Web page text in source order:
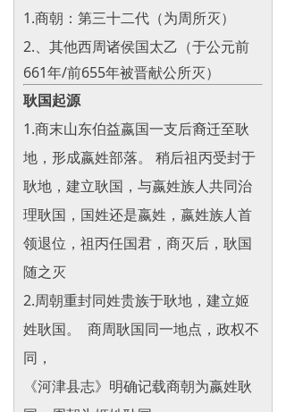
1.商朝：第三十二代（为周所灭）
2.、其他西周诸侯国太乙（于公元前
661年/前655年被晋献公所灭）
耿国起源
1.商末山东伯益嬴国一支后裔迁至耿
地，形成嬴姓部落。 稍后祖丙受封于
耿地，建立耿国，与嬴姓族人共同治
理耿国，国姓还是嬴姓，嬴姓族人首
领退位，祖丙任国君，商灭后，耿国
随之灭
2.周朝重封同姓贵族于耿地，建立姬
姓耿国。 商周耿国同一地点，政权不
同，
《河津县志》明确记载商朝为嬴姓耿